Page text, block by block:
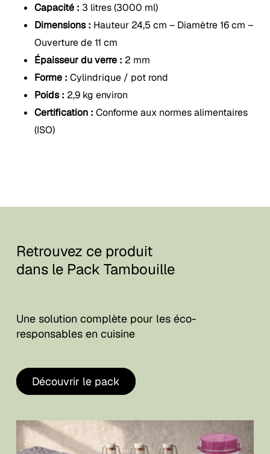
Capacité : 3 litres (3000 ml)
Dimensions : Hauteur 24,5 cm – Diamètre 16 cm –
Ouverture de 11 cm
Épaisseur du verre : 2 mm
Forme : Cylindrique / pot rond
Poids : 2,9 kg environ
Certification : Conforme aux normes alimentaires
(ISO)
Retrouvez ce produit
dans le Pack Tambouille
Une solution complète pour les éco-
responsables en cuisine
Découvrir le pack